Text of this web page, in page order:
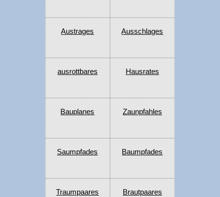
Austrages Ausschlages
ausrottbares Hausrates
Bauplanes Zaunpfahles
Saumpfades Baumpfades
Traumpaares Brautpaares